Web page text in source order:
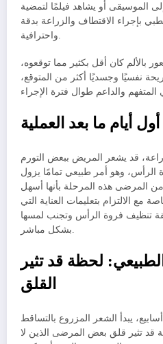
الموسيقى أو يشاهد فيلمًا لتمضية
بإجراء الاقتطاف والزراعة بدقة
بالألم كان أقل بكثير مما توقعوه،
نفسيًا وجسديًا أكثر من المتوقع،
أول أيام ما بعد العملية
قد يشعر المريض ببعض التورم
الرأس، وهو أمر طبيعي تمامًا يزول
المرضى هذه المرحلة بأنها أسهل
مع الالتزام بتعليمات العناية التي
تنظيف فروة الرأس وتجنب لمسها
لحظة قد تثير
القلق
يبدأ الشعر المزروع بالتساقط
تثير قلق بعض المرضى الذين لا